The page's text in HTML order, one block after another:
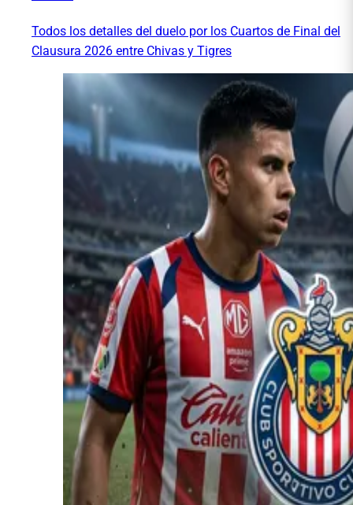
Todos los detalles del duelo por los Cuartos de Final del
Clausura 2026 entre Chivas y Tigres